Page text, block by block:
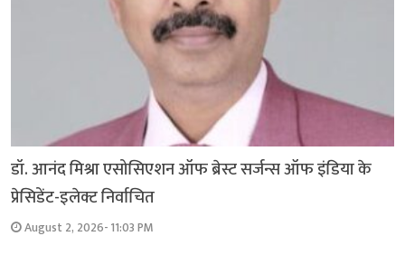
डॉ. आनंद मिश्रा एसोसिएशन ऑफ ब्रेस्ट सर्जन्स ऑफ इंडिया के
प्रेसिडेंट-इलेक्ट निर्वाचित
August 2, 2026- 11:03 PM